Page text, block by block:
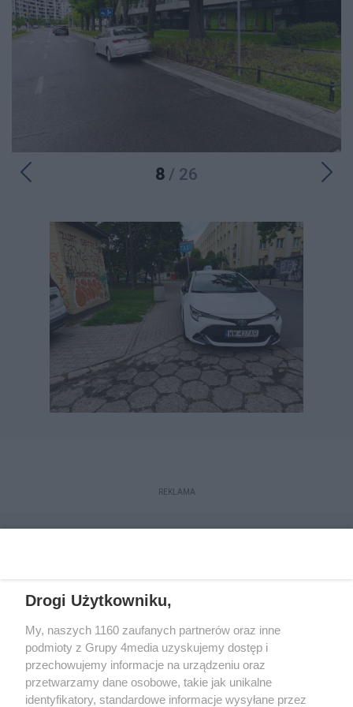
8 / 26
REKLAMA
Reklama Kontakt Regulamin
Dystrybucja
Regulamin prenumeraty
Polityka Prywatności
Drogi Użytkowniku,
My, naszych 1160 zaufanych partnerów oraz inne
podmioty z Grupy 4media uzyskujemy dostęp i
przechowujemy informacje na urządzeniu oraz
przetwarzamy dane osobowe, takie jak unikalne
identyfikatory, standardowe informacje wysyłane przez